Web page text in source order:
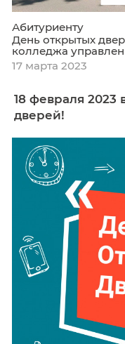
День открытых
колледжа
18 марта
открытых
родителей